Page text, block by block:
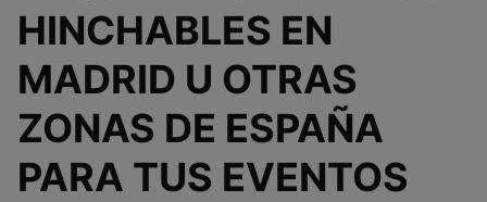
HINCHABLES EN
MADRID U OTRAS
ZONAS DE ESPAÑA
PARA TUS EVENTOS